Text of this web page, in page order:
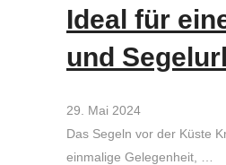
Ideal für
und
29. Mai 2024
Das Segeln vor der Küste
einmalige Gelegenheit, …